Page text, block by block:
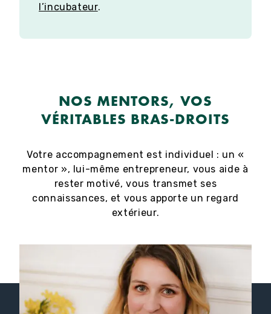
l’incubateur.
NOS MENTORS, VOS
VÉRITABLES BRAS-DROITS
Votre accompagnement est individuel : un «
mentor », lui-même entrepreneur, vous aide à
rester motivé, vous transmet ses
connaissances, et vous apporte un regard
extérieur.